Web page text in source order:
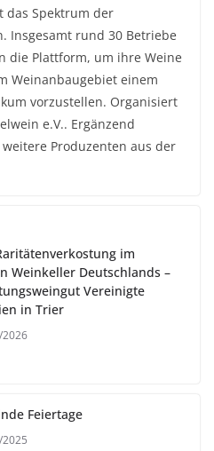
das Spektrum der
Insgesamt rund 30 Betriebe
die Plattform, um ihre Weine
Weinanbaugebiet einem
vorzustellen. Organisiert
e.V.. Ergänzend
Produzenten aus der
im
Weinkeller Deutschlands –
Vereinigte
in Trier
Feiertage